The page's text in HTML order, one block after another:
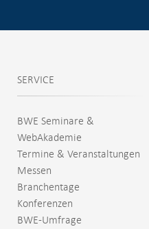
SERVICE
BWE Seminare &
WebAkademie
Termine & Veranstaltungen
Messen
Branchentage
Konferenzen
BWE-Umfrage